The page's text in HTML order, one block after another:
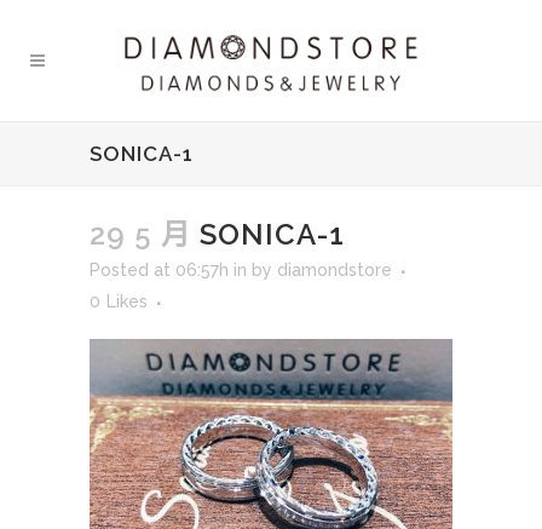
SONICA-1
29 5 月 SONICA-1
Posted at 06:57h in by diamondstore
0
Likes